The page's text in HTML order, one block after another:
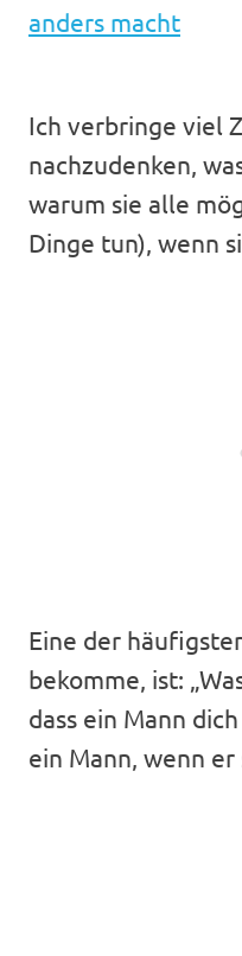
anders macht
Ich verbringe viel
nachzudenken,
warum sie alle
Dinge tun), wenn
Eine der
bekomme, ist:
dass ein Mann
ein Mann, wenn